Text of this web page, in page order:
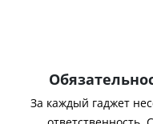
За каждый гаджет